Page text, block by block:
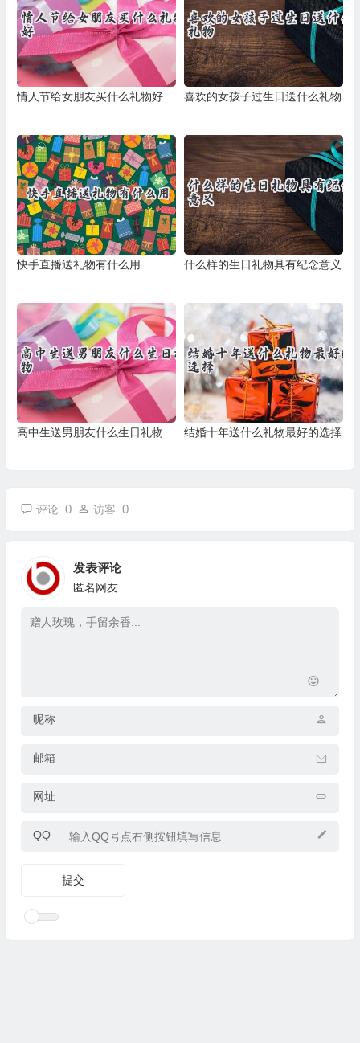
情人节给女朋友买什么礼物好 喜欢的女孩子过生日送什么礼物
快手直播送礼物有什么用 什么样的生日礼物具有纪念意义
高中生送男朋友什么生日礼物 结婚十年送什么礼物最好的选择
评论 0 访客 0
发表评论
匿名网友
昵称
邮箱
网址
QQ